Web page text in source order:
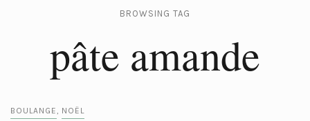
BROWSING TAG
pâte amande
BOULANGE, NOËL